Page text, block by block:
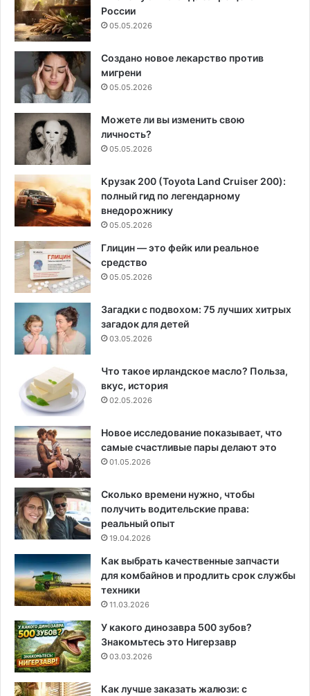
России
05.05.2026
Создано новое лекарство против
мигрени
05.05.2026
Можете ли вы изменить свою
личность?
05.05.2026
Крузак 200 (Toyota Land Cruiser 200):
полный гид по легендарному
внедорожнику
05.05.2026
Глицин — это фейк или реальное
средство
05.05.2026
Загадки с подвохом: 75 лучших хитрых
загадок для детей
03.05.2026
Что такое ирландское масло? Польза,
вкус, история
02.05.2026
Новое исследование показывает, что
самые счастливые пары делают это
01.05.2026
Сколько времени нужно, чтобы
получить водительские права:
реальный опыт
19.04.2026
Как выбрать качественные запчасти
для комбайнов и продлить срок службы
техники
11.03.2026
У какого динозавра 500 зубов?
Знакомьтесь это Нигерзавр
03.03.2026
Как лучше заказать жалюзи: с